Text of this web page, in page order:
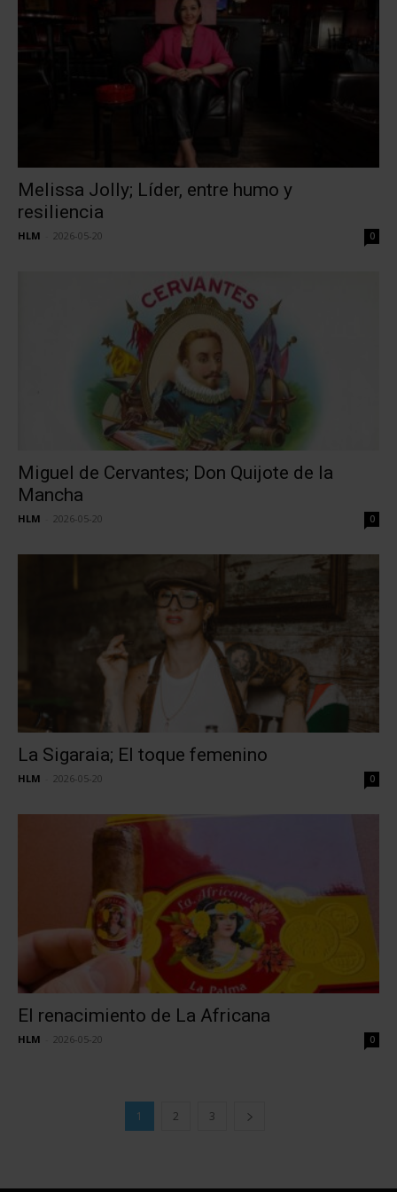
Melissa Jolly; Líder, entre humo y
resiliencia
HLM 2026-05-20 0
Miguel de Cervantes; Don Quijote de la
Mancha
HLM 2026-05-20 0
La Sigaraia; El toque femenino
HLM 2026-05-20 0
El renacimiento de La Africana
HLM 2026-05-20 0
1 2 3